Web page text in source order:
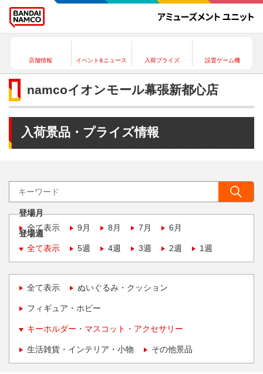
店舗情報 イベント&ニュース 入荷プライズ 設置ゲーム機
namcoイオンモール幕張新都心店
入荷景品・プライズ情報
登場月
全て表示
9月 8月 7月 6月
登場週
全て表示
5週 4週 3週 2週 1週
全て表示 ぬいぐるみ・クッション
フィギュア・ホビー
キーホルダー・マスコット・アクセサリー
生活雑貨・インテリア・小物 その他景品